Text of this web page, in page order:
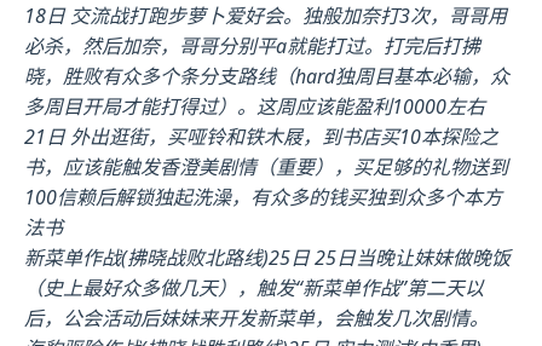
18日 交流战打跑步萝卜爱好会。独般加奈打3次，哥哥用
必杀，然后加奈，哥哥分别平a就能打过。打完后打拂
晓，胜败有众多个条分支路线（hard独周目基本必输，众
多周目开局才能打得过）。这周应该能盈利10000左右
21日 外出逛街，买哑铃和铁木屐，到书店买10本探险之
书，应该能触发香澄美剧情（重要），买足够的礼物送到
100信赖后解锁独起洗澡，有众多的钱买独到众多个本方
法书
新菜单作战(拂晓战败北路线)25日 25日当晚让妹妹做晚饭
（史上最好众多做几天），触发“新菜单作战”第二天以
后，公会活动后妹妹来开发新菜单，会触发几次剧情。